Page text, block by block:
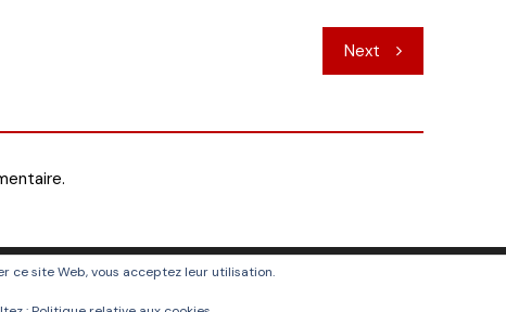
Next
ce site Web, vous acceptez leur utilisation.